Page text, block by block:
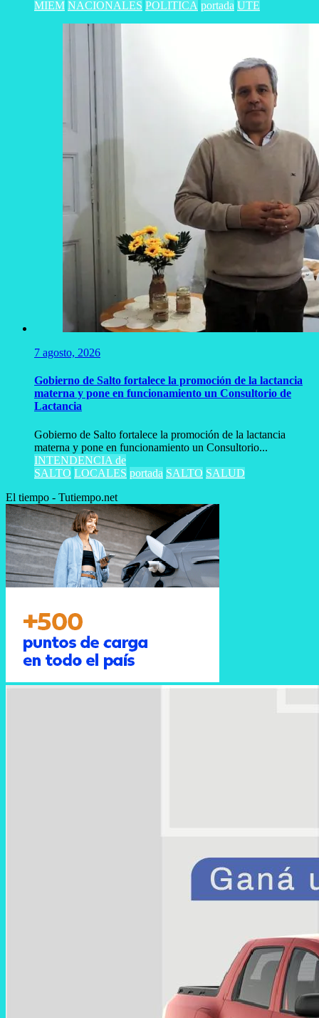
MIEM NACIONALES POLITICA portada UTE
7 agosto, 2026
Gobierno de Salto fortalece la promoción de la lactancia
materna y pone en funcionamiento un Consultorio de
Lactancia
Gobierno de Salto fortalece la promoción de la lactancia
materna y pone en funcionamiento un Consultorio...
INTENDENCIA de
SALTO LOCALES portada SALTO SALUD
El tiempo - Tutiempo.net